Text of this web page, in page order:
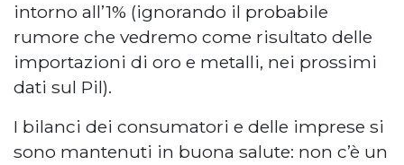
intorno all’1% (ignorando il probabile
rumore che vedremo come risultato delle
importazioni di oro e metalli, nei prossimi
dati sul Pil).
I bilanci dei consumatori e delle imprese si
sono mantenuti in buona salute: non c’è un